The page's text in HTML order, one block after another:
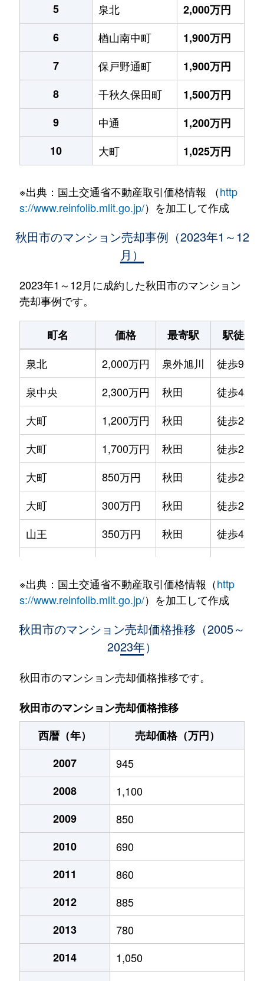
5
泉北
2,000万円
6
楢山南中町
1,900万円
7
保戸野通町
1,900万円
8
千秋久保田町
1,500万円
9
中通
1,200万円
10
大町 1,025万円
※出典：国土交通省不動産取引価格情報 （http
s://www.reinfolib.mlit.go.jp/）を加工して作成
秋田市のマンション売却事例（2023年1～12
月）
2023年1～12月に成約した秋田市のマンション
売却事例です。
町名 価格 最寄駅
駅徒歩
泉北
2,000万円 泉外旭川
徒歩9分
泉中央
2,300万円 秋田
徒歩45分
大町
1,200万円 秋田
徒歩20分
大町
1,700万円 秋田
徒歩21分
大町
850万円 秋田
徒歩20分
大町
300万円 秋田
徒歩21分
山王
350万円 秋田
徒歩45分
山王
1,500万円 秋田
徒歩45分
790万円
山王
650万円 秋田
山王
1,300万円 秋田
千秋久保田町
1,500万円 秋田
千秋明徳町
2,900万円
千秋矢留町
2,200万円
千秋矢留町
1,000万円
千秋矢留町
1,700万円
千秋矢留町
330万円
千秋矢留町
850万円
千秋矢留町
750万円
千秋矢留町
1,400万円
※出典：国土交通省不動産取引価格情報（http
s://www.reinfolib.mlit.go.jp/）を加工して作成
秋田市のマンション売却価格推移（2005～
2023年）
秋田市のマンション売却価格推移です。
秋田市のマンション売却価格推移
西暦（年）
売却価格（万円）
2007
945
2008
1,100
2009
850
2010
690
2011
860
2012
885
2013
780
2014
1,050